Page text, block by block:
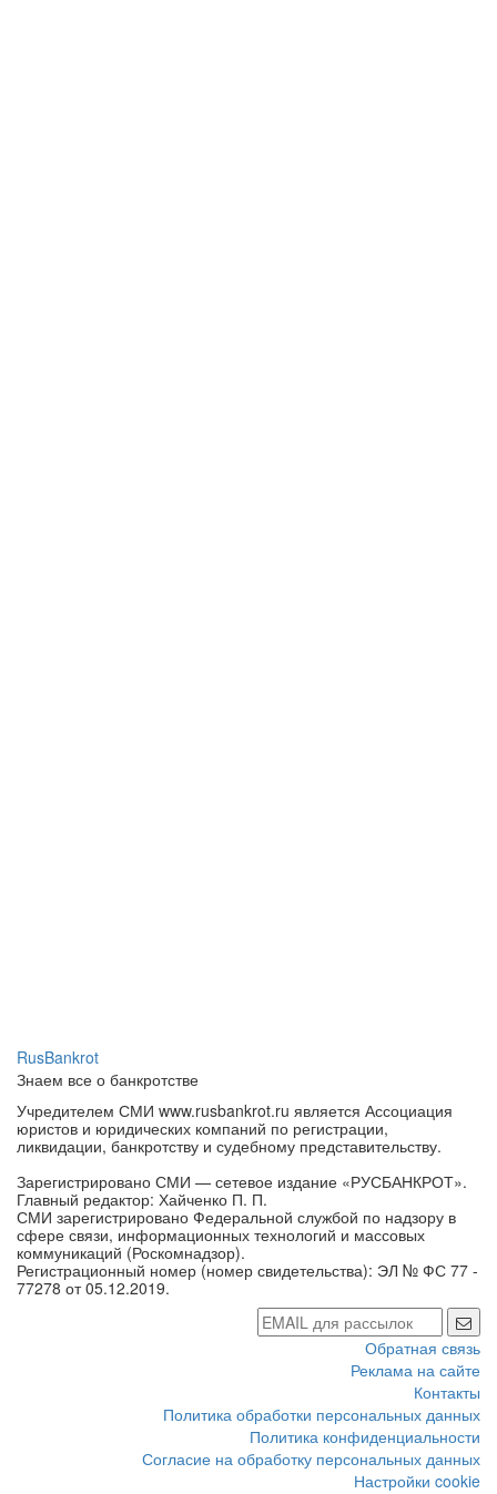
RusBankrot
Знаем все о банкротстве
Учредителем СМИ www.rusbankrot.ru является Ассоциация
юристов и юридических компаний по регистрации,
ликвидации, банкротству и судебному представительству.
Зарегистрировано СМИ — сетевое издание «РУСБАНКРОТ».
Главный редактор: Хайченко П. П.
СМИ зарегистрировано Федеральной службой по надзору в
сфере связи, информационных технологий и массовых
коммуникаций (Роскомнадзор).
Регистрационный номер (номер свидетельства): ЭЛ № ФС 77 -
77278 от 05.12.2019.
Обратная связь
Реклама на сайте
Контакты
Политика обработки персональных данных
Политика конфиденциальности
Согласие на обработку персональных данных
Настройки cookie